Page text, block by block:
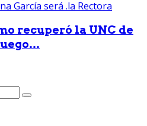
recuperó la UNC de